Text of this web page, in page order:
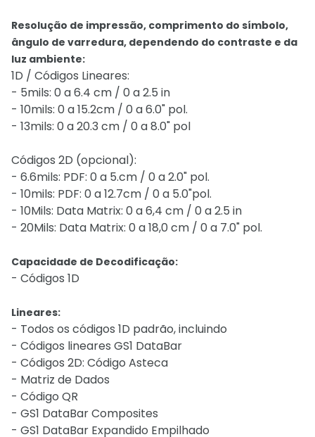
Resolução de impressão, comprimento do símbolo,
ângulo de varredura, dependendo do contraste e da
luz ambiente:
1D / Códigos Lineares:
- 5mils: 0 a 6.4 cm / 0 a 2.5 in
- 10mils: 0 a 15.2cm / 0 a 6.0" pol.
- 13mils: 0 a 20.3 cm / 0 a 8.0" pol
Códigos 2D (opcional):
- 6.6mils: PDF: 0 a 5.cm / 0 a 2.0" pol.
- 10mils: PDF: 0 a 12.7cm / 0 a 5.0"pol.
- 10Mils: Data Matrix: 0 a 6,4 cm / 0 a 2.5 in
- 20Mils: Data Matrix: 0 a 18,0 cm / 0 a 7.0" pol.
Capacidade de Decodificação:
- Códigos 1D
Lineares:
- Todos os códigos 1D padrão, incluindo
- Códigos lineares GS1 DataBar
- Códigos 2D: Código Asteca
- Matriz de Dados
- Código QR
- GS1 DataBar Composites
- GS1 DataBar Expandido Empilhado